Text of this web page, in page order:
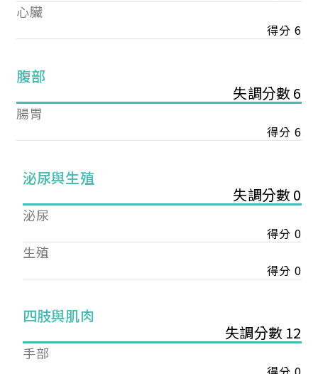
心臟
得分 6
腹部
失調分數 6
腸胃
得分 6
泌尿與生殖
失調分數 0
泌尿
得分 0
生殖
得分 0
四肢與肌肉
失調分數 12
手部
您已成功送出會員申請
您好，您的會員申請，已成功送出，經本協會理事
會審核通過後即通知您進行繳費，繳費資訊如下